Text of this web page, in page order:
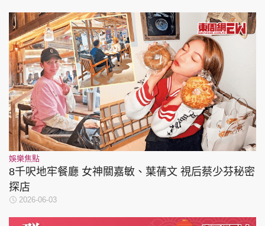
娛樂焦點
8千呎地牢餐廳 女神關嘉敏、葉蒨文 視后蔡少芬秘密
探店
2026-06-03